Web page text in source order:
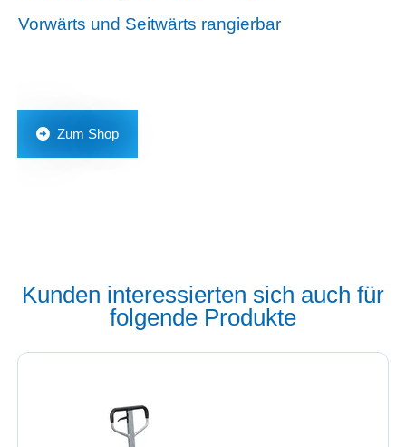
Vorwärts und Seitwärts rangierbar
Zum Shop
Kunden interessierten sich auch für
folgende Produkte